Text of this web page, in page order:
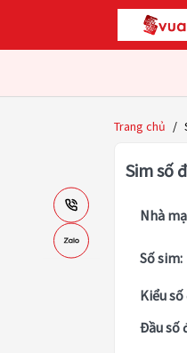
Trang chủ /
Sim số
Nhà
Số sim:
Kiểu số
Đầu số